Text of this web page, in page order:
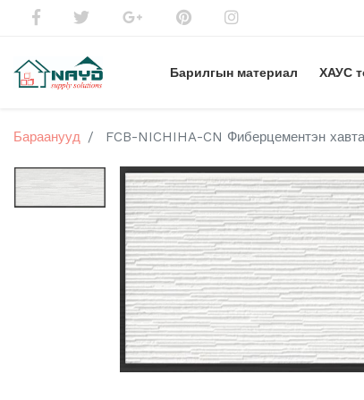
Барилгын материал ХАУС
Бараанууд FCB-NICHIHA-CN Фиберцементэн